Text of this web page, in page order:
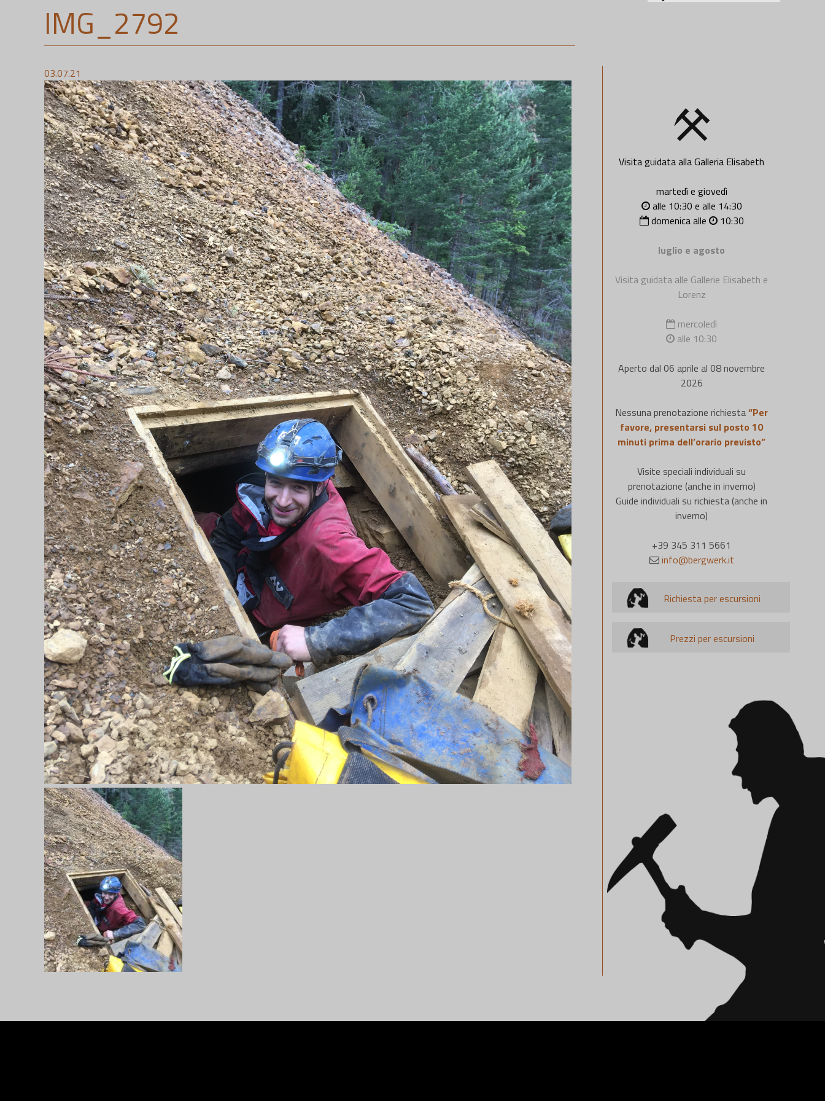
per:
IMG_2792
03.07.21
Visita guidata alla Galleria Elisabeth
martedì e giovedì
alle 10:30 e alle 14:30
domenica alle
10:30
luglio e agosto
Visita guidata alle Gallerie Elisabeth e
Lorenz
mercoledì
alle 10:30
Aperto dal 06 aprile al 08 novembre
2026
Nessuna prenotazione richiesta“Per
favore, presentarsi sul posto 10
minuti prima dell’orario previsto”
Visite speciali individuali su
prenotazione (anche in inverno)
Guide individuali su richiesta (anche in
inverno)
+39 345 311 5661
info@bergwerk.it
Richiesta per escursioni
Prezzi per escursioni